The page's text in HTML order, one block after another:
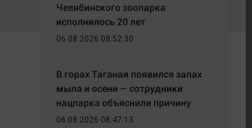
Архив
Общество
Политика
Экономика
Технологии
Отраслевые темы
Челябинского зоопарка
исполнилось 20 лет
06.08.2026 08:52:30
В горах Таганая появился запах
мыла и осени — сотрудники
нацпарка объяснили причину
06.08.2026 08:47:13